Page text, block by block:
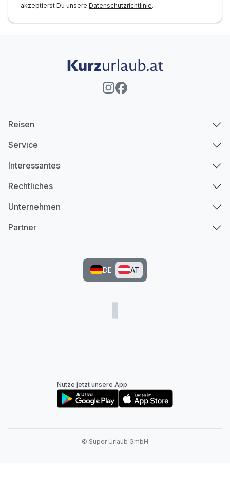
akzeptierst Du unsere Datenschutzrichtlinie.
Reisen
Service
Interessantes
Rechtliches
Unternehmen
Partner
DE AT
Nutze jetzt unsere App
© Super Urlaub GmbH